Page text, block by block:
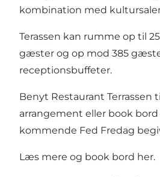
kombination med
Terassen kan rumme op til
gæster og op mod 385
receptionsbuffeter.
Benyt Restaurant Terrassen
arrangement eller book
kommende Fed Fredag
Læs mere og book bord her.